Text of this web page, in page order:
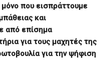
που εισπράττουμε
και
από επίσημα
για τους μαχητές της
για την ψήφιση